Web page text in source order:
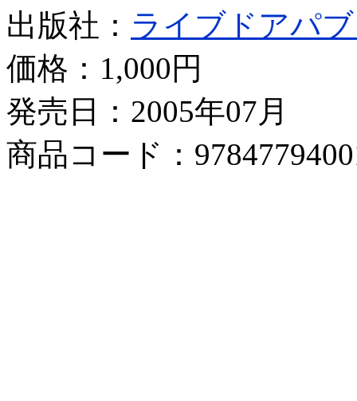
出版社： ライブドアパ
価格： 1,000円
発売日：2005年07月
商品コード：